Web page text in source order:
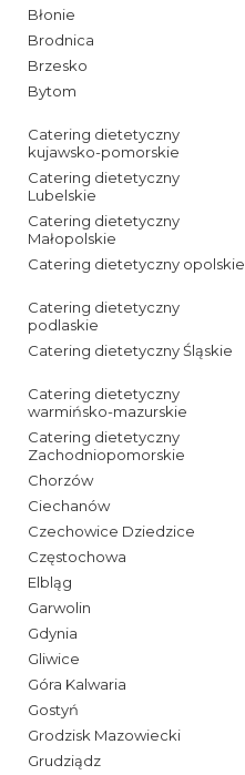
Błonie
Brodnica
Brzesko
Bytom
Catering dietetyczny
kujawsko-pomorskie
Catering dietetyczny
Lubelskie
Catering dietetyczny
Małopolskie
Catering dietetyczny opolskie
Catering dietetyczny
podlaskie
Catering dietetyczny Śląskie
Catering dietetyczny
warmińsko-mazurskie
Catering dietetyczny
Zachodniopomorskie
Chorzów
Ciechanów
Czechowice Dziedzice
Częstochowa
Elbląg
Garwolin
Gdynia
Gliwice
Góra Kalwaria
Gostyń
Grodzisk Mazowiecki
Grudziądz